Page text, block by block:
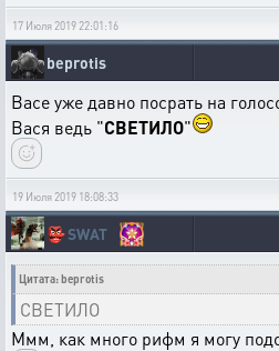
17 Июля 2019 22:01:16
beprotis
Васе уже давно посрать на
Вася ведь "СВЕТИЛО"
19 Июля 2019 18:08:33
👺SWAT
Цитата: beprotis
СВЕТИЛО
Ммм, как много рифм я могу